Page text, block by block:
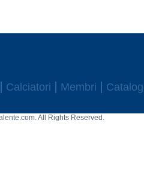
Calciatori Membri
All Rights Reserved.